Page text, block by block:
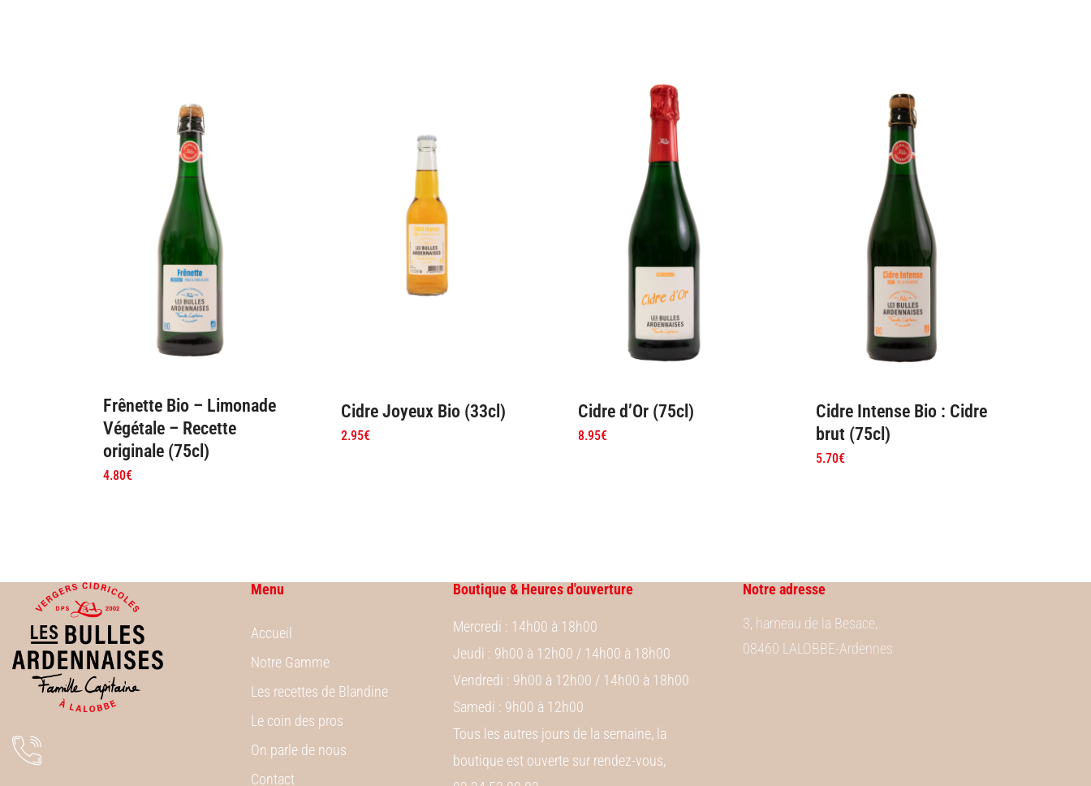
Frênette Bio – Limonade
Végétale – Recette
originale (75cl)
4.80€
Cidre Joyeux Bio (33cl)
2.95€
Cidre d’Or (75cl)
8.95€
Cidre Intense Bio : Cidre
brut (75cl)
5.70€
Menu
Accueil
Notre Gamme
Les recettes de Blandine
Le coin des pros
On parle de nous
Contact
Boutique & Heures d'ouverture
Mercredi : 14h00 à 18h00
Jeudi : 9h00 à 12h00 / 14h00 à 18h00
Vendredi : 9h00 à 12h00 / 14h00 à 18h00
Samedi : 9h00 à 12h00
Tous les autres jours de la semaine, la
boutique est ouverte sur rendez-vous,
Notre adresse
3, hameau de la Besace,
08460 LALOBBE-Ardennes